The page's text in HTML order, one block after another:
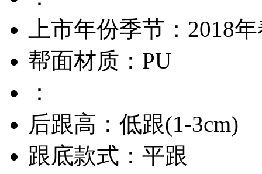
上市年份季节：2018
帮面材质：PU
：
后跟高：低跟(1-3cm)
跟底款式：平跟